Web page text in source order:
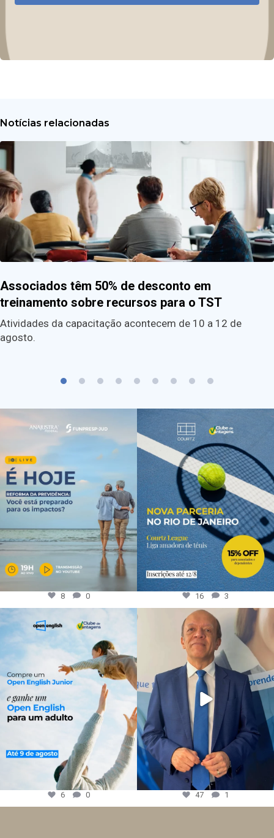
Notícias relacionadas
Associados têm 50% de desconto em
treinamento sobre recursos para o TST
Atividades da capacitação acontecem de 10 a 12 de
agosto.
8 0 16 3
6 0 47 1